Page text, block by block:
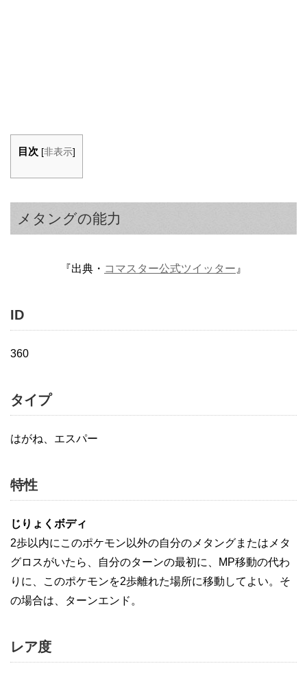
目次 [非表示]
メタングの能力
『出典・ コマスター公式ツイッター 』
ID
360
タイプ
はがね、エスパー
特性
じりょくボディ
2歩以内にこのポケモン以外の自分のメタングまたはメタ
グロスがいたら、自分のターンの最初に、MP移動の代わ
りに、このポケモンを2歩離れた場所に移動してよい。そ
の場合は、ターンエンド。
レア度